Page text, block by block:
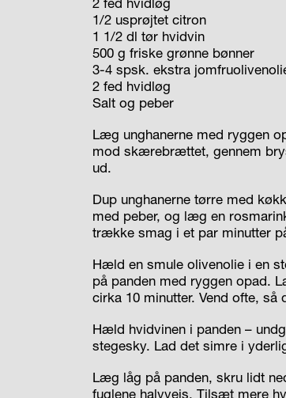
1/2 usprøjtet citron
1 1/2 dl tør hvidvin
500 g friske grønne bønner
3-4 spsk. ekstra
2 fed hvidløg
Salt og peber
Læg unghanerne med ryggen
mod skærebrættet, gennem
ud.
Dup unghanerne tørre med
med peber, og læg en
trække smag i et par minutter
Hæld en smule olivenolie i en
på panden med ryggen opad.
cirka 10 minutter. Vend ofte,
Hæld hvidvinen i panden –
stegesky. Lad det simre i
Læg låg på panden, skru lidt
fuglene halvvejs. Tilsæt mere